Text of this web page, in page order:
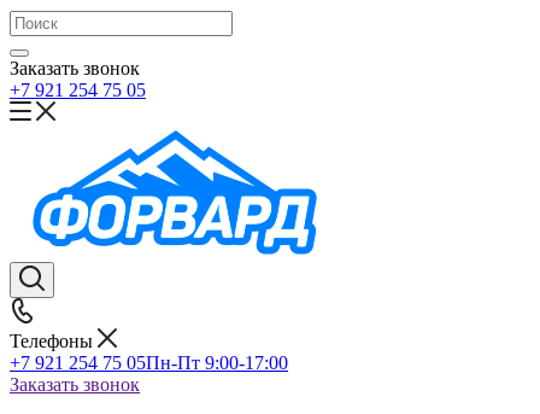
Заказать звонок
+7 921 254 75 05
Телефоны
+7 921 254 75 05Пн-Пт 9:00-17:00
Заказать звонок